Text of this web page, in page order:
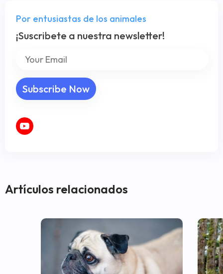
Por entusiastas de los animales
¡Suscribete a nuestra newsletter!
Artículos relacionados